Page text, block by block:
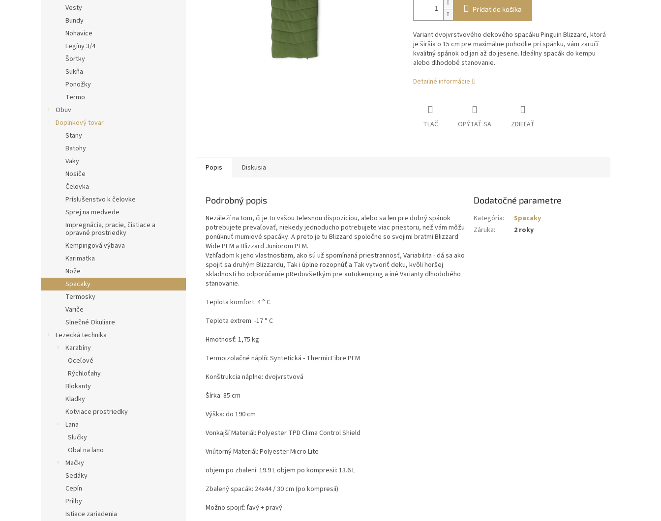
Vesty
Bundy
Nohavice
Legíny 3/4
Šortky
Sukňa
Ponožky
Termo
Obuv
Doplnkový tovar
Stany
Batohy
Vaky
Nosiče
Čelovka
Príslušenstvo k čelovke
Sprej na medvede
Impregnácia, pracie, čistiace a
opravné prostriedky
Kempingová výbava
Karimatka
Nože
Spacaky
Termosky
Variče
Slnečné Okuliare
Lezecká technika
Karabíny
Oceľové
Rýchloťahy
Blokanty
Kladky
Kotviace prostriedky
Lana
Slučky
Obal na lano
Mačky
Sedáky
Cepín
Prilby
Istiace zariadenia
Pridať do košíka
Variant dvojvrstvového dekového spacáku Pinguin Blizzard, ktorá
je širšia o 15 cm pre maximálne pohodlie pri spánku, vám zaručí
kvalitný spánok od jari až do jesene. Ideálny spacák do kempu
alebo dlhodobé stanovanie.
Detailné informácie
TLAČ OPÝTAŤ SA ZDIEĽAŤ
Popis Diskusia
Podrobný popis
Nezáleží na tom, či je to vašou telesnou dispozíciou, alebo sa len pre dobrý spánok
potrebujete prevaľovať, niekedy jednoducho potrebujete viac priestoru, než vám môžu
ponúknuť mumiové spacáky. A preto je tu Blizzard spoločne so svojimi bratmi Blizzard
Wide PFM a Blizzard Juniorom PFM.
Vzhľadom k jeho vlastnostiam, ako sú už spomínaná priestrannosť, Variabilita - dá sa ako
spojiť sa druhým Blizzardu, Tak i úplne rozopnúť a Tak vytvoriť deku, kvôli horšej
skladnosti ho odporúčame pRedovšetkým pre autokemping a iné Varianty dlhodobého
stanovanie.
Teplota komfort: 4 ° C
Teplota extrem: -17 ° C
Hmotnosť: 1,75 kg
Termoizolačné náplň: Syntetická - ThermicFibre PFM
Konštrukcia náplne: dvojvrstvová
Šírka: 85 cm
Výška: do 190 cm
Vonkajší Materiál: Polyester TPD Clima Control Shield
Vnútorný Materiál: Polyester Micro Lite
objem po zbalení: 19.9 L objem po kompresii: 13.6 L
Zbalený spacák: 24x44 / 30 cm (po kompresii)
Možno spojiť: ľavý + pravý
Dodatočné parametre
Kategória:
Spacaky
Záruka: 2 roky